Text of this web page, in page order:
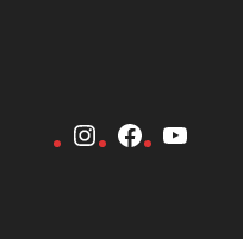
Instagram
Facebook
YouTube